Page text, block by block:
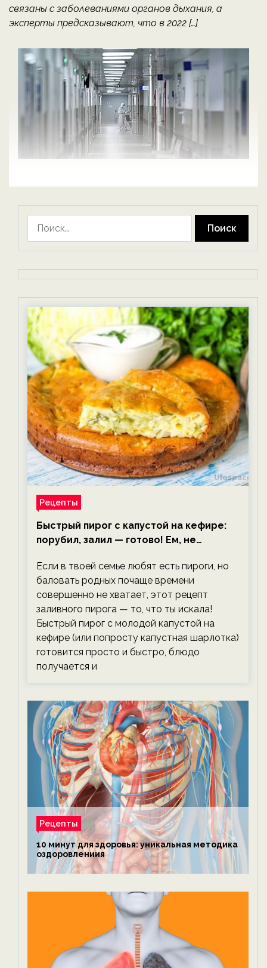
связаны с заболеваниями органов дыхания, а
эксперты предсказывают, что в 2022 […]
Рецепты
Быстрый пирог с капустой на кефире:
порубил, залил — готово! Ем, не
Если в твоей семье любят есть пироги, но
баловать родных почаще времени
совершенно не хватает, этот рецепт
заливного пирога — то, что ты искала!
Быстрый пирог с молодой капустой на
кефире (или попросту капустная шарлотка)
готовится просто и быстро, блюдо
получается и
Рецепты
10 минут для здоровья: уникальная методика
оздоровлениия